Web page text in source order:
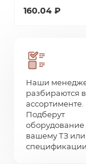
160.04 ₽
Наши
разбираются в
ассортименте.
Подберут
оборудование
вашему ТЗ или
спецификации